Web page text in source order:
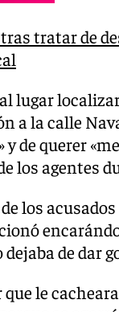
tratar de
lugar
a la calle
y de querer
los agentes
los
de dar
que le